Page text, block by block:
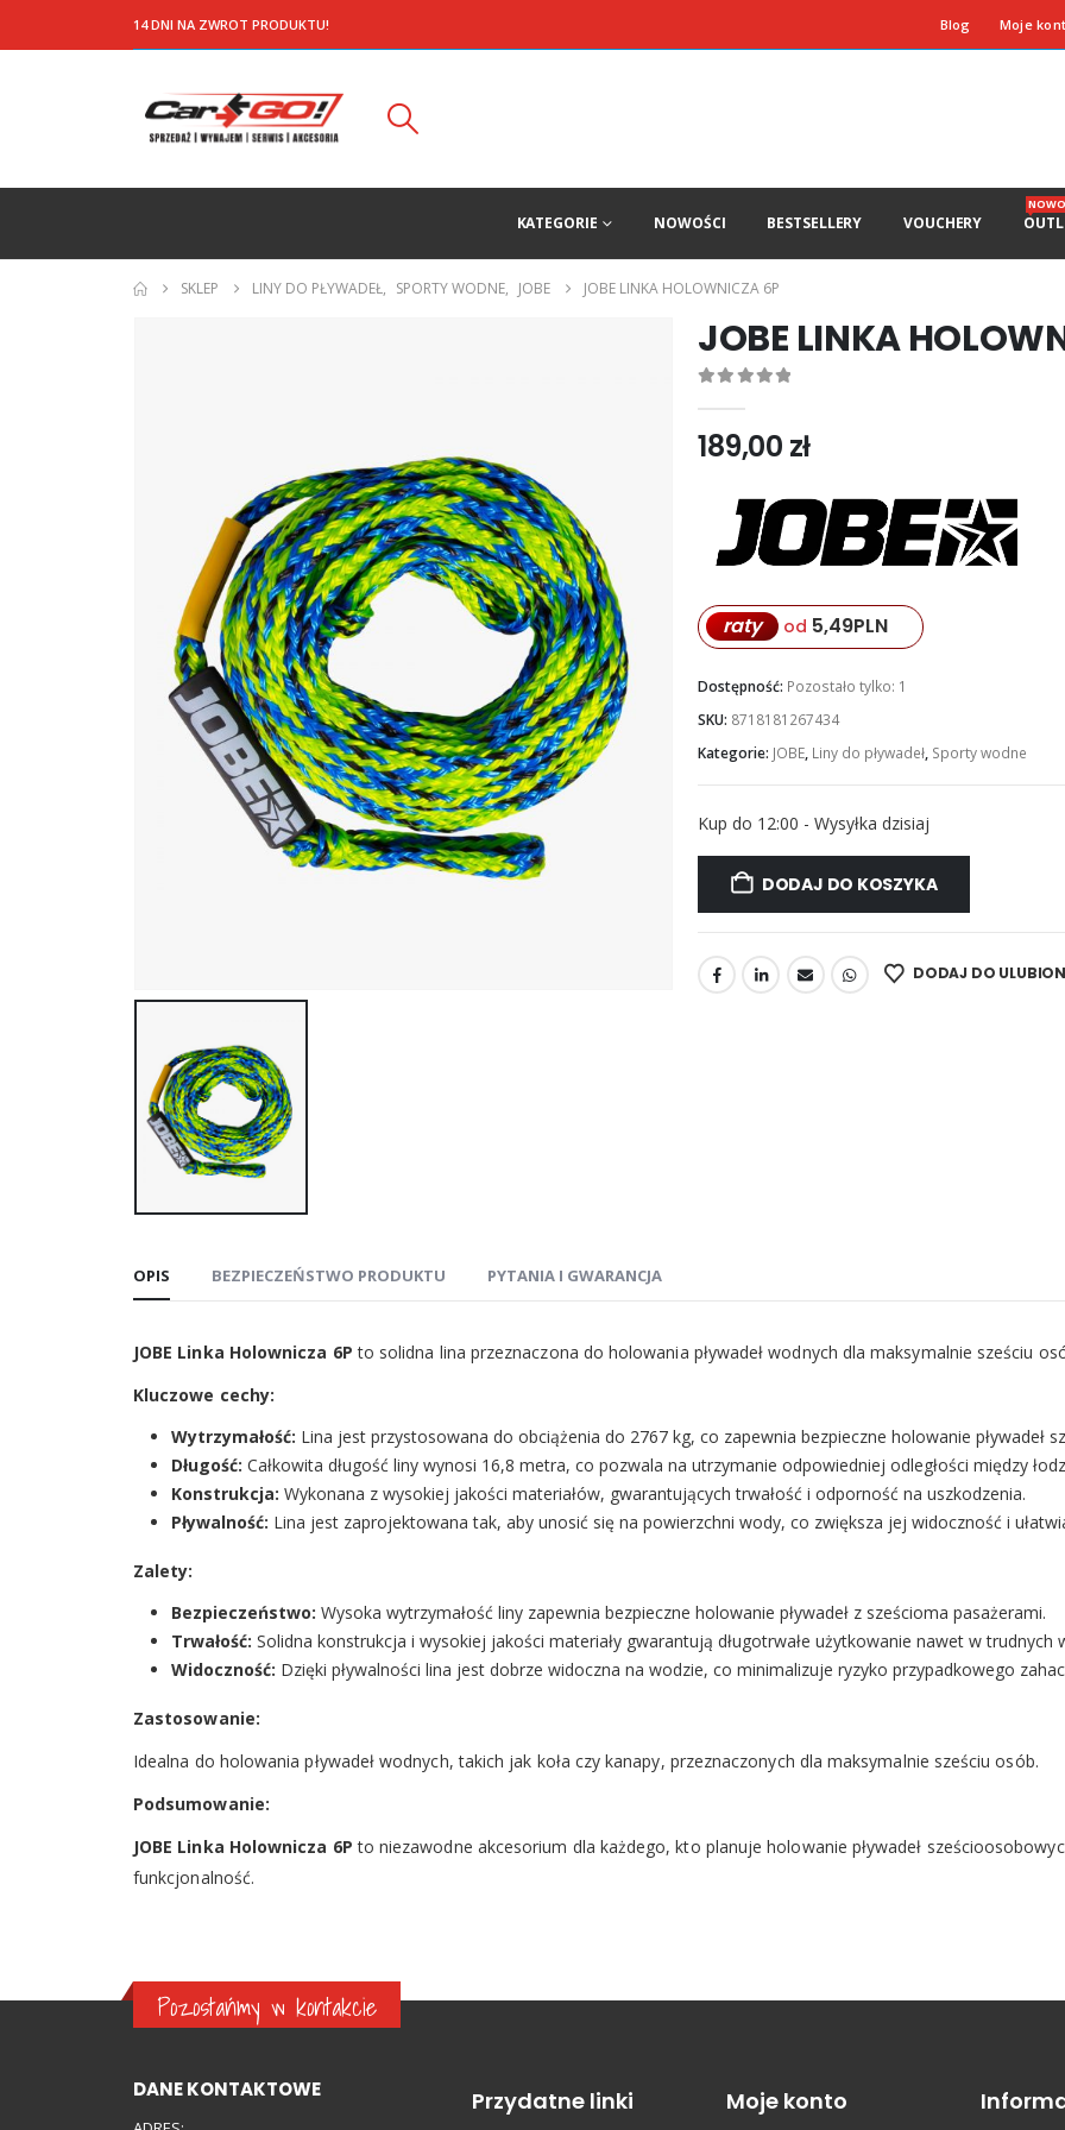
14 DNI NA ZWROT PRODUKTU! Blog Moje
KATEGORIE NOWOŚCI BESTSELLERY VOUCHERY
SKLEP LINY DO PŁYWADEŁ, SPORTY WODNE, JOBE JOBE LINKA HOLOWNICZA 6P
JOBE LINKA
189,00 zł
raty od 5,49PLN
Dostępność: Pozostało tylko: 1
SKU: 8718181267434
Kategorie: JOBE, Liny do pływadeł, Sporty wodne
Kup do 12:00 - Wysyłka dzisiaj
DODAJ DO KOSZYKA
DODAJ DO
OPIS BEZPIECZEŃSTWO PRODUKTU PYTANIA I GWARANCJA
JOBE Linka Holownicza 6P to solidna lina przeznaczona do holowania pływadeł wodnych dla maksymalnie sześciu
Kluczowe cechy:
Wytrzymałość: Lina jest przystosowana do obciążenia do 2767 kg, co zapewnia bezpieczne holowanie pływadeł
Długość: Całkowita długość liny wynosi 16,8 metra, co pozwala na utrzymanie odpowiedniej odległości między
Konstrukcja: Wykonana z wysokiej jakości materiałów, gwarantujących trwałość i odporność na uszkodzenia.
Pływalność: Lina jest zaprojektowana tak, aby unosić się na powierzchni wody, co zwiększa jej widoczność i
Zalety:
Bezpieczeństwo: Wysoka wytrzymałość liny zapewnia bezpieczne holowanie pływadeł z sześcioma pasażerami.
Trwałość: Solidna konstrukcja i wysokiej jakości materiały gwarantują długotrwałe użytkowanie nawet w trudnych
Widoczność: Dzięki pływalności lina jest dobrze widoczna na wodzie, co minimalizuje ryzyko przypadkowego
Zastosowanie:
Idealna do holowania pływadeł wodnych, takich jak koła czy kanapy, przeznaczonych dla maksymalnie sześciu osób.
Podsumowanie:
JOBE Linka Holownicza 6P to niezawodne akcesorium dla każdego, kto planuje holowanie pływadeł
funkcjonalność.
Pozostańmy w kontakcie
DANE KONTAKTOWE Przydatne linki Moje konto